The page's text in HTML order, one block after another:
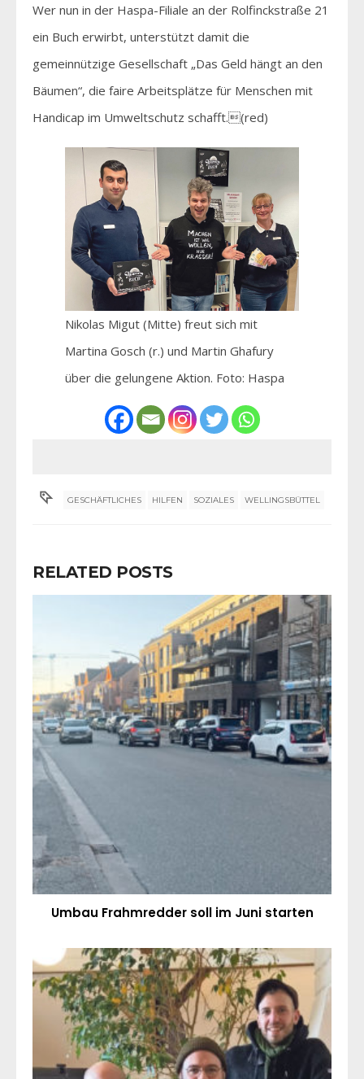
Wer nun in der Haspa-Filiale an der Rolfinckstraße 21
ein Buch erwirbt, unterstützt damit die
gemeinnützige Gesellschaft „Das Geld hängt an den
Bäumen“, die faire Arbeitsplätze für Menschen mit
Handicap im Umweltschutz schafft.(red)
Nikolas Migut (Mitte) freut sich mit
Martina Gosch (r.) und Martin Ghafury
über die gelungene Aktion. Foto: Haspa
GESCHÄFTLICHES HILFEN SOZIALES WELLINGSBÜTTEL
RELATED POSTS
Umbau Frahmredder soll im Juni starten